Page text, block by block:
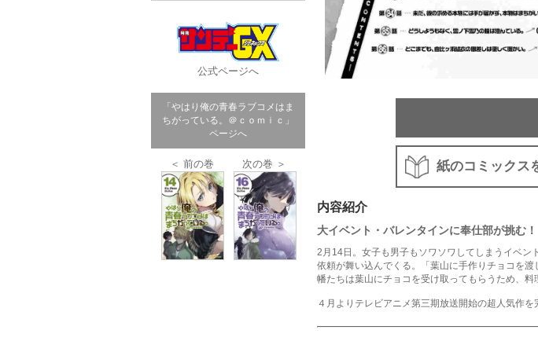
公式ページへ
「やはり俺の青春ラブコメはま
ちがっている。＠ｃｏｍｉｃ」
ページへ
＜ 前の巻 次の巻 ＞ 紙のコミックス
内容紹介
大イベント・バレンタインに奉仕部が挑む！
2月14日。女子も男子もソワソワしてしまうイベ
依頼が舞い込んでくる。「葉山に手作りチョコを
幡たちは葉山にチョコを受け取ってもらうため、
４月よりテレビアニメ第三期放送開始の超人気作を